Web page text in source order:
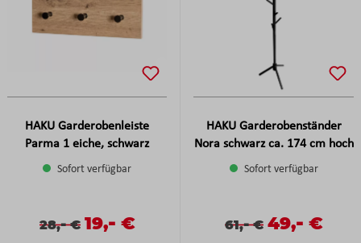
HAKU Garderobenleiste
Parma 1 eiche, schwarz
Sofort verfügbar
Verkaufspreis:
Regulärer Preis:
28,-€ Verkaufspreis:
19,- €
HAKU Garderobenständer
Nora schwarz ca. 174 cm hoch
Sofort verfügbar
Verkaufspreis:
Regulärer Preis:
61,-€ 49,- €